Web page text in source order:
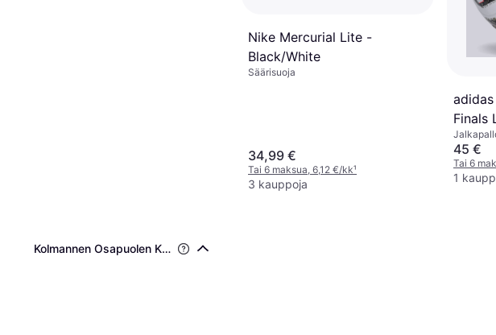
Kolmannen Osapuolen Kestävyysvarmentaminen
Nike Mercurial Lite -
Black/White
Säärisuoja
34,99 €
Tai 6 maksua, 6,12 €/kk¹
3 kauppoja
Finals
Black
45 €
Tai 6
1